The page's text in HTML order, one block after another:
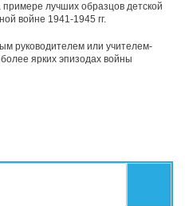
лучших образцов детской
войне 1941-1945 гг.
руководителем или учителем-
ярких эпизодах войны